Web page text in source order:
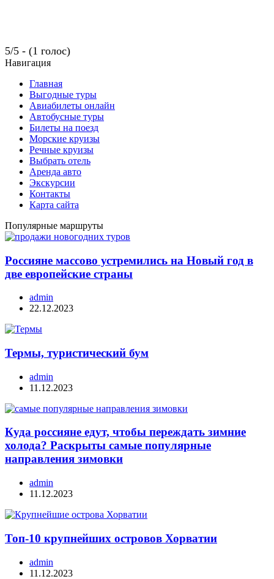
5/5 - (1 голос)
Навигация
Главная
Выгодные туры
Авиабилеты онлайн
Автобусные туры
Билеты на поезд
Морские круизы
Речные круизы
Выбрать отель
Аренда авто
Экскурсии
Контакты
Карта сайта
Популярные маршруты
Россияне массово устремились на Новый год в
две европейские страны
admin
22.12.2023
Термы, туристический бум
admin
11.12.2023
Куда россияне едут, чтобы переждать зимние
холода? Раскрыты самые популярные
направления зимовки
admin
11.12.2023
Топ-10 крупнейших островов Хорватии
admin
11.12.2023